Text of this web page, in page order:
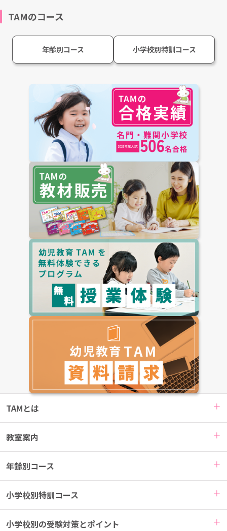
TAMのコース
年齢別コース 小学校別特訓コース
TAMとは
教室案内
年齢別コース
小学校別特訓コース
小学校別の受験対策とポイント